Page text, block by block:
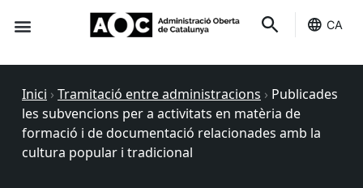
CA
Inici › Tramitació entre administracions › Publicades
les subvencions per a activitats en matèria de
formació i de documentació relacionades amb la
cultura popular i tradicional